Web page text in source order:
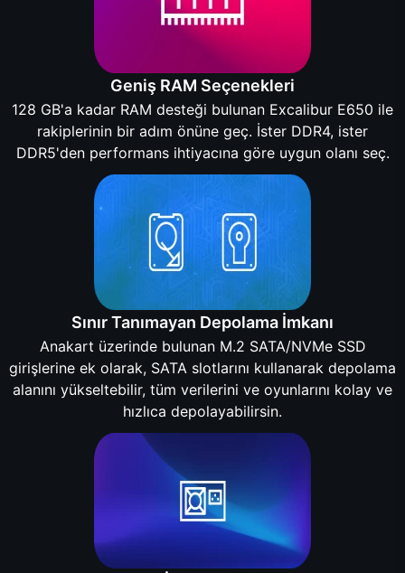
Geniş RAM Seçenekleri
128 GB'a kadar RAM desteği bulunan Excalibur E650 ile
rakiplerinin bir adım önüne geç. İster DDR4, ister
DDR5'den performans ihtiyacına göre uygun olanı seç.
Sınır Tanımayan Depolama İmkanı
Anakart üzerinde bulunan M.2 SATA/NVMe SSD
girişlerine ek olarak, SATA slotlarını kullanarak depolama
alanını yükseltebilir, tüm verilerini ve oyunlarını kolay ve
hızlıca depolayabilirsin.